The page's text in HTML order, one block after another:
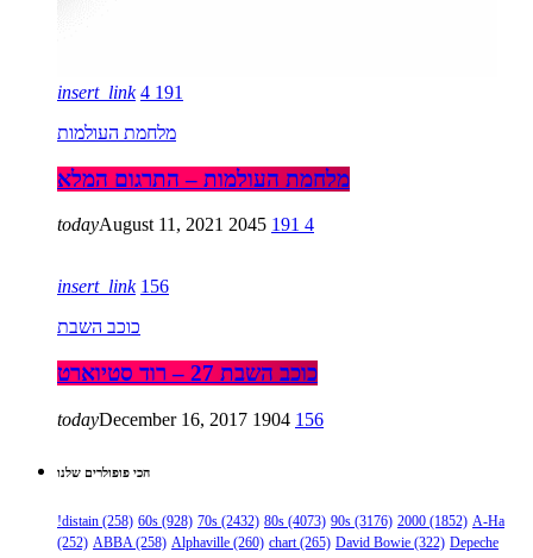
insert_link 4 191
מלחמת העולמות
מלחמת העולמות – התרגום המלא
todayAugust 11, 2021 2045 191 4
insert_link 156
כוכב השבת
כוכב השבת 27 – רוד סטיוארט
todayDecember 16, 2017 1904 156
הכי פופולרים שלנו
!distain (258) 60s (928) 70s (2432) 80s (4073) 90s (3176) 2000 (1852) A-Ha
(252) ABBA(258) Alphaville (260) chart(265) David Bowie (322) Depeche